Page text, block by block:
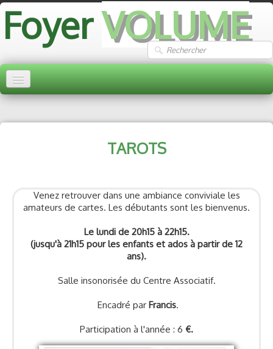
FoyerVOLUME
ACCUEIL
ARTS MARTIAUX▼
DETENTE▼
ASSISTANTES MATERNELLES
TAROTS
Venez retrouver dans une ambiance conviviale les
amateurs de cartes. Les débutants sont les bienvenus.
Le lundi de 20h15 à 22h15.
(jusqu'à 21h15 pour les enfants et ados à partir de 12
ans).
Salle insonorisée du Centre Associatif.
Encadré par Francis.
Participation à l'année : 6 €.